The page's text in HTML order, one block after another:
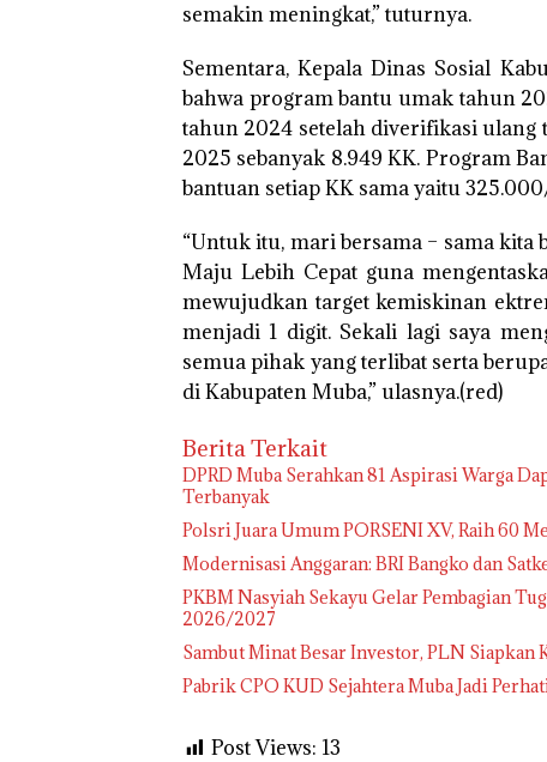
semakin meningkat,” tuturnya.
Sementara, Kepala Dinas Sosial
bahwa program bantu umak tahun
tahun 2024 setelah diverifikasi ulang
2025 sebanyak 8.949 KK. Program
bantuan setiap KK sama yaitu
“Untuk itu, mari bersama – sama
Maju Lebih Cepat guna
mewujudkan target kemiskinan
menjadi 1 digit. Sekali lagi saya
semua pihak yang terlibat serta
di Kabupaten Muba,” ulasnya.(red)
Berita Terkait
DPRD Muba Serahkan 81 Aspirasi Warga
Terbanyak
Polsri Juara Umum PORSENI XV, Raih 60
Modernisasi Anggaran: BRI Bangko dan
PKBM Nasyiah Sekayu Gelar Pembagian
2026/2027
Sambut Minat Besar Investor, PLN Siapkan
Pabrik CPO KUD Sejahtera Muba Jadi
Post Views: 13